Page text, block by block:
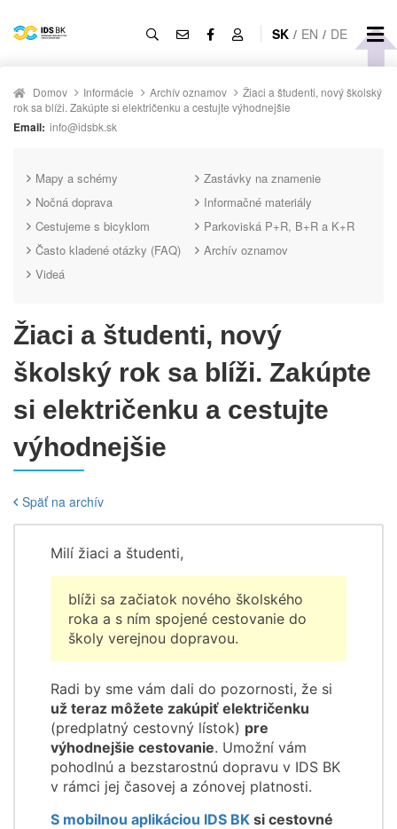
SK / EN / DE
Domov Informácie Archív oznamov
Žiaci a študenti, nový školský
rok sa blíži. Zakúpte si električenku a cestujte výhodnejšie
Email: info@idsbk.sk
Mapy a schémy
Zastávky na znamenie
Nočná doprava
Informačné materiály
Cestujeme s bicyklom
Parkoviská P+R, B+R a K+R
Často kladené otázky (FAQ)
Archív oznamov
Videá
Žiaci a študenti, nový
školský rok sa blíži. Zakúpte
si električenku a cestujte
výhodnejšie
Späť na archív
Milí žiaci a študenti,
blíži sa začiatok nového školského
roka a s ním spojené cestovanie do
školy verejnou dopravou.
Radi by sme vám dali do pozornosti, že si
už teraz môžete zakúpiť električenku
(predplatný cestovný lístok) pre
výhodnejšie cestovanie. Umožní vám
pohodlnú a bezstarostnú dopravu v IDS BK
v rámci jej časovej a zónovej platnosti.
S mobilnou aplikáciou IDS BK si cestovné